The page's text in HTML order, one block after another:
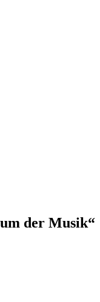
der Musik“